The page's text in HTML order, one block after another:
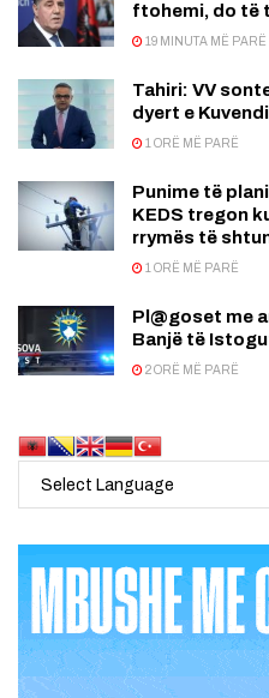
ftohemi, do të
19 MINUTA MË PARË
Tahiri: VV
dyert e
1 ORË MË PARË
Punime të
KEDS tregon
rrymës të
1 ORË MË PARË
Pl@goset me
Banjë të
2 ORË MË PARË